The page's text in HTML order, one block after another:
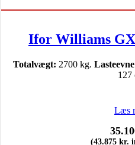
Ifor Williams
Totalvægt: 2700 kg.
127
Læs
(43.875 kr.